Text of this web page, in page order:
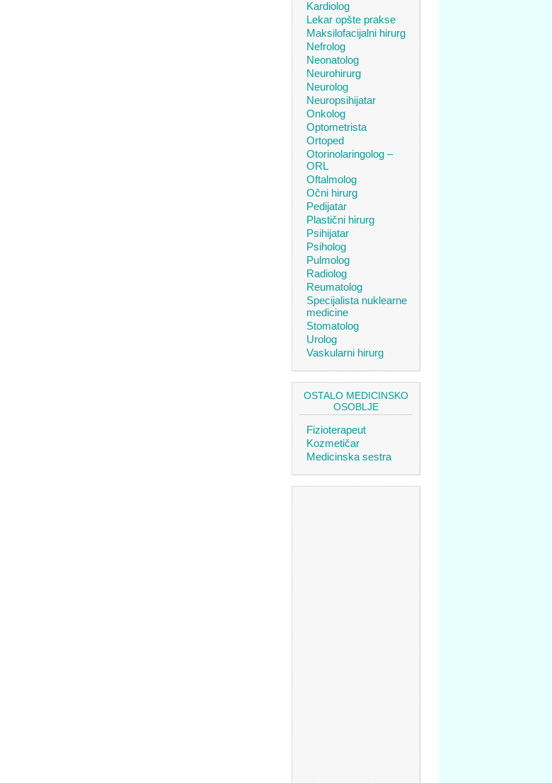
Kardiolog
Lekar opšte prakse
Maksilofacijalni hirurg
Nefrolog
Neonatolog
Neurohirurg
Neurolog
Neuropsihijatar
Onkolog
Optometrista
Ortoped
Otorinolaringolog –
ORL
Oftalmolog
Očni hirurg
Pedijatar
Plastični hirurg
Psihijatar
Psiholog
Pulmolog
Radiolog
Reumatolog
Specijalista nuklearne
medicine
Stomatolog
Urolog
Vaskularni hirurg
OSTALO MEDICINSKO
OSOBLJE
Fizioterapeut
Kozmetičar
Medicinska sestra